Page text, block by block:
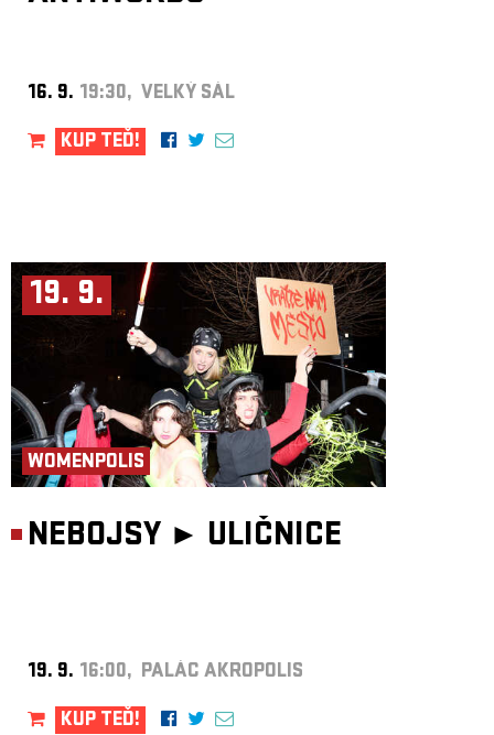
16. 9. 19:30, VELKÝ SÁL
KUP TEĎ!
19. 9.
WOMENPOLIS
NEBOJSY ► ULIČNICE
19. 9. 16:00, PALÁC AKROPOLIS
KUP TEĎ!